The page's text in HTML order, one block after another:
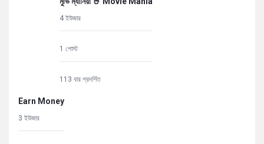
4 ইউজার
1 পোস্ট
113 বার প্রদর্শিত
Earn Money
3 ইউজার